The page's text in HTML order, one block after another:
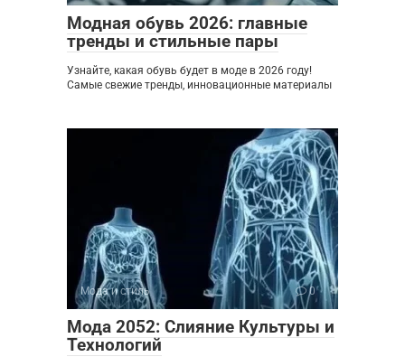
Модная обувь 2026: главные
тренды и стильные пары
Узнайте, какая обувь будет в моде в 2026 году!
Самые свежие тренды, инновационные материалы
Мода и стиль 0
Мода 2052: Слияние Культуры и
Технологий